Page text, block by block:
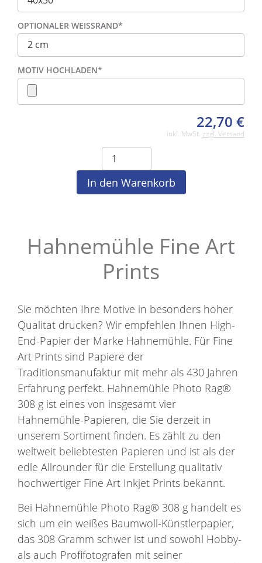
OPTIONALER WEISSRAND *
MOTIV HOCHLADEN*
22,70 €
inkl. MwSt. zzgl. Versand
Hahnemühle Fine Art
Prints
Sie möchten Ihre Motive in besonders hoher
Qualitat drucken? Wir empfehlen Ihnen High-
End-Papier der Marke Hahnemühle. Für Fine
Art Prints sind Papiere der
Traditionsmanufaktur mit mehr als 430 Jahren
Erfahrung perfekt. Hahnemühle Photo Rag®
308 g ist eines von insgesamt vier
Hahnemühle-Papieren, die Sie derzeit in
unserem Sortiment finden. Es zählt zu den
weltweit beliebtesten Papieren und ist als der
edle Allrounder für die Erstellung qualitativ
hochwertiger Fine Art Inkjet Prints bekannt.
Bei Hahnemühle Photo Rag® 308 g handelt es
sich um ein weißes Baumwoll-Künstlerpapier,
das 308 Gramm schwer ist und sowohl Hobby-
als auch Profifotografen mit seiner